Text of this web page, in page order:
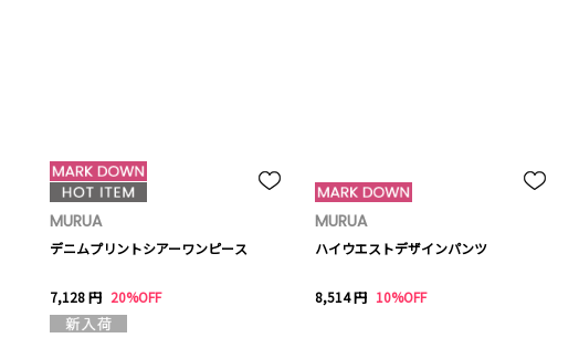
MURUA
デニムプリントシアーワンピース
7,128 円 20%OFF
MURUA
ハイウエストデザインパンツ
8,514 円 10%OFF